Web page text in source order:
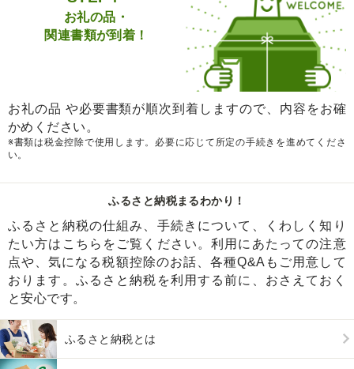
お礼の品・
関連書類が到着！
お礼の品 や必要書類が順次到着しますので、内容をお確
かめください。
※書類は税金控除で使用します。必要に応じて所定の手続きを進めてくださ
い。
ふるさと納税まるわかり！
ふるさと納税の仕組み、手続きについて、くわしく知り
たい方はこちらをご覧ください。利用にあたっての注意
点や、気になる税額控除のお話、各種Q&Aもご用意して
おります。ふるさと納税を利用する前に、おさえておく
と安心です。
ふるさと納税とは